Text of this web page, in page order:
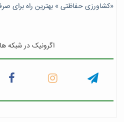
«کشاورزی حفاظتی » بهترین راه برای
اگرونیک در شبکه